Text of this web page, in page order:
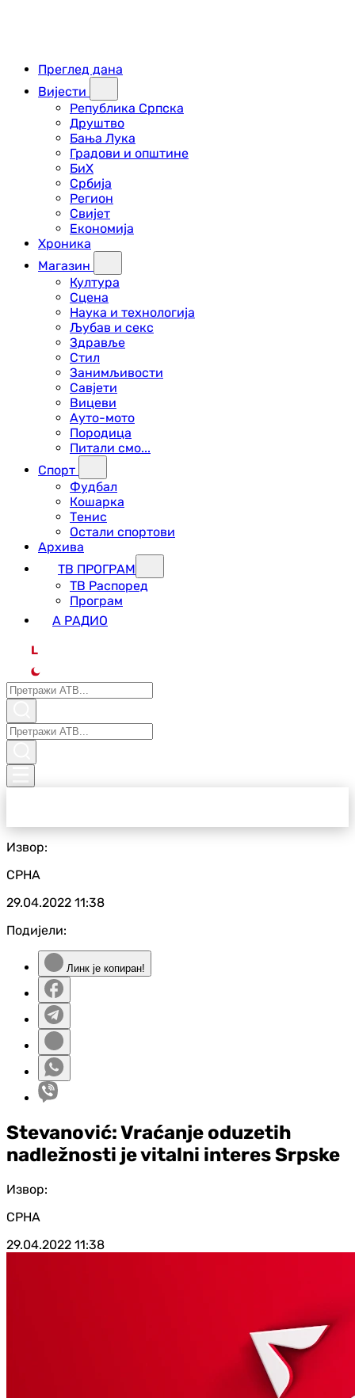
Преглед дана
Вијести
Република Српска
Друштво
Бања Лука
Градови и општине
БиХ
Србија
Регион
Свијет
Економија
Хроника
Магазин
Култура
Сцена
Наука и технологија
Љубав и секс
Здравље
Стил
Занимљивости
Савјети
Вицеви
Ауто-мото
Породица
Питали смо...
Спорт
Фудбал
Кошарка
Тенис
Остали спортови
Архива
ТВ ПРОГРАМ
ТВ Распоред
Програм
А РАДИО
L
Извор:
СРНА
29.04.2022 11:38
Подијели:
Линк је копиран!
Stevanović: Vraćanje oduzetih
nadležnosti je vitalni interes Srpske
Извор:
СРНА
29.04.2022 11:38